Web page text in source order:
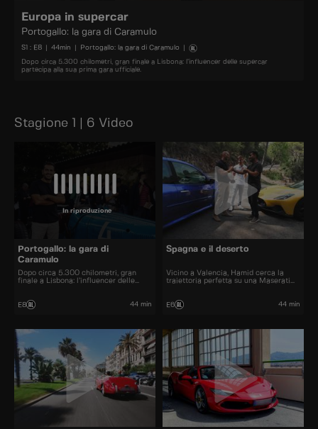
Europa in supercar
Portogallo: la gara di Caramulo
S1 : E8 44min Portogallo: la gara di Caramulo
Dopo circa 5.300 chilometri, gran finale a Lisbona: l’influencer delle supercar
partecipa alla sua prima gara ufficiale.
Stagione 1 | 6 Video
In riproduzione
Portogallo: la gara di
Caramulo
Dopo circa 5.300 chilometri, gran
finale a Lisbona: l’influencer delle
E8 44 min
Spagna e il deserto
Vicino a Valencia, Hamid cerca la
traiettoria perfetta su una Maserati
arriverà ad Almeida.
E6 44 min